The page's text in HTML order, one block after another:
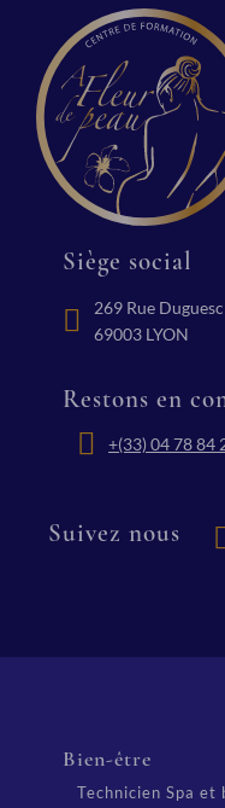
essentiellement le
cou, les épaules, la
Ce massage possède
nombreuses vertus.
soulager les maux
améliorer la qualité
mémoire, la vue,
chevelure, etc.
En savoir plus
Siège social
269 Rue
69003 LYON
Restons en
+(33) 04 78 84
Suivez nous
Bien-être
Technicien Spa et